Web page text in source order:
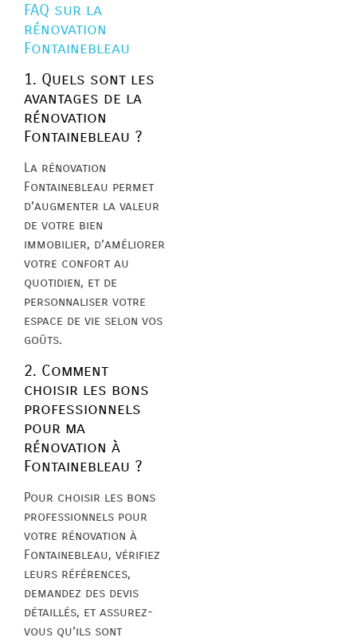
FAQ sur la
rénovation
Fontainebleau
1. Quels sont les
avantages de la
rénovation
Fontainebleau ?
La rénovation
Fontainebleau permet
d’augmenter la valeur
de votre bien
immobilier, d’améliorer
votre confort au
quotidien, et de
personnaliser votre
espace de vie selon vos
goûts.
2. Comment
choisir les bons
professionnels
pour ma
rénovation à
Fontainebleau ?
Pour choisir les bons
professionnels pour
votre rénovation à
Fontainebleau, vérifiez
leurs références,
demandez des devis
détaillés, et assurez-
vous qu’ils sont